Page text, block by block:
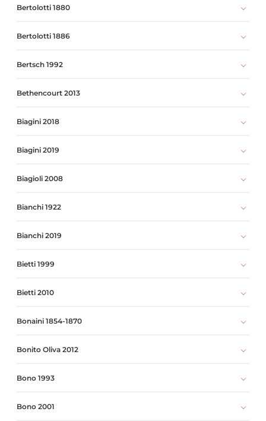
Bertolotti 1880
Bertolotti 1886
Bertsch 1992
Bethencourt 2013
Biagini 2018
Biagini 2019
Biagioli 2008
Bianchi 1922
Bianchi 2019
Bietti 1999
Bietti 2010
Bonaini 1854-1870
Bonito Oliva 2012
Bono 1993
Bono 2001